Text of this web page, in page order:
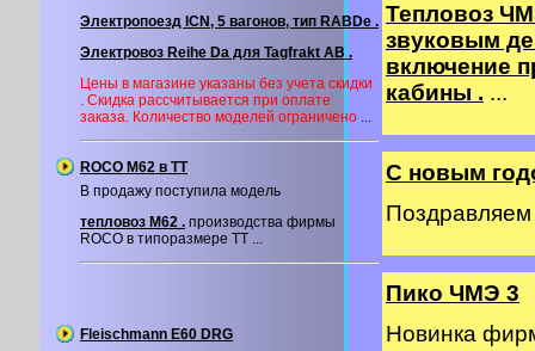
Электропоезд ICN, 5 вагонов, тип RABDe .
Электровоз Reihe Da для Tagfrakt AB .
Цены в магазине указаны без учета скидки
. Скидка рассчитывается при оплате
заказа. Количество моделей ограничено ...
ROCO M62 в ТТ
В продажу поступила модель
тепловоз М62 . производства фирмы
ROCO в типоразмере ТТ ...
Fleischmann E60 DRG
Тепловоз
звуковым
включение
кабины . ...
С новым
Пико ЧМЭ 3
Новинка